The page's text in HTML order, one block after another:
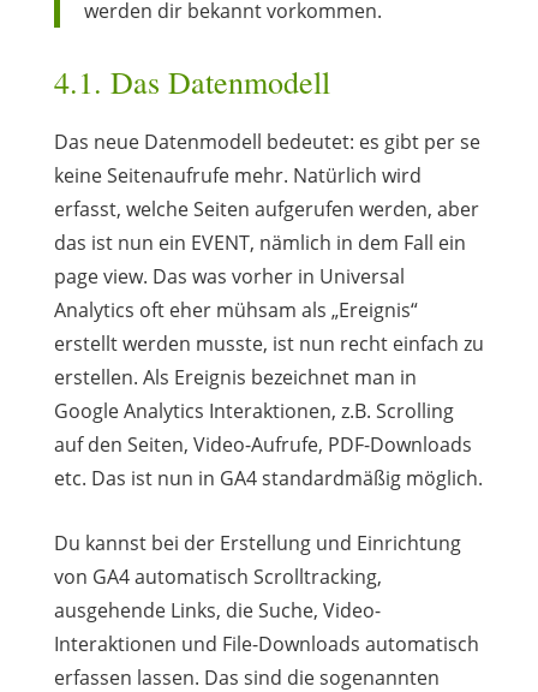
werden dir bekannt vorkommen.
4.1. Das Datenmodell
Das neue Datenmodell bedeutet: es gibt per se
keine Seitenaufrufe mehr. Natürlich wird
erfasst, welche Seiten aufgerufen werden, aber
das ist nun ein EVENT, nämlich in dem Fall ein
page view. Das was vorher in Universal
Analytics oft eher mühsam als „Ereignis“
erstellt werden musste, ist nun recht einfach zu
erstellen. Als Ereignis bezeichnet man in
Google Analytics Interaktionen, z.B. Scrolling
auf den Seiten, Video-Aufrufe, PDF-Downloads
etc. Das ist nun in GA4 standardmäßig möglich.
Du kannst bei der Erstellung und Einrichtung
von GA4 automatisch Scrolltracking,
ausgehende Links, die Suche, Video-
Interaktionen und File-Downloads automatisch
erfassen lassen. Das sind die sogenannten